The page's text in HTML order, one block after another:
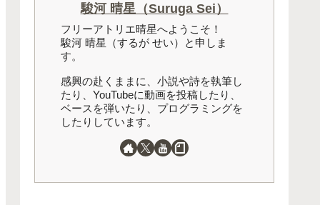
駿河 晴星（Suruga Sei）
フリーアトリエ晴星へようこそ！
駿河 晴星（するが せい）と申しま
す。
感興の赴くままに、小説や詩を執筆し
たり、YouTubeに動画を投稿したり、
ベースを弾いたり、プログラミングを
したりしています。